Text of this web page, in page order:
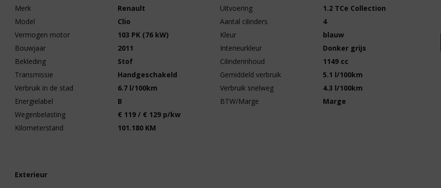
Merk
Renault
Model
Clio
Vermogen motor
103 PK (76 kW)
Bouwjaar
2011
Bekleding
Stof
Transmissie
Handgeschakeld
Verbruik in de stad
6.7 l/100km
Energielabel
B
Wegenbelasting
€ 119 / € 129 p/kw
Kilometerstand
101.180 KM
Uitvoering
1.2 TCe Collection
Aantal cilinders
4
Kleur
blauw
Interieurkleur
Donker grijs
Cilinderinhoud
1149 cc
Gemiddeld verbruik
5.1 l/100km
Verbruik snelweg
4.3 l/100km
BTW/Marge
Marge
Exterieur